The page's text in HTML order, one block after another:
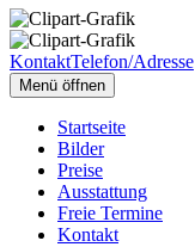
KontaktTelefon/Adresse
Menü öffnen
Startseite
Bilder
Preise
Ausstattung
Freie Termine
Kontakt